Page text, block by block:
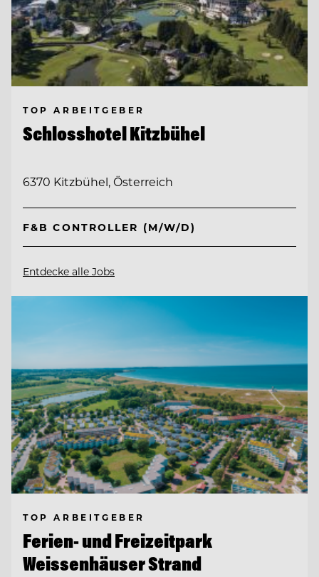
TOP ARBEITGEBER
Schlosshotel Kitzbühel
6370 Kitzbühel, Österreich
F&B CONTROLLER (M/W/D)
Entdecke alle Jobs
TOP ARBEITGEBER
Ferien- und Freizeitpark
Weissenhäuser Strand